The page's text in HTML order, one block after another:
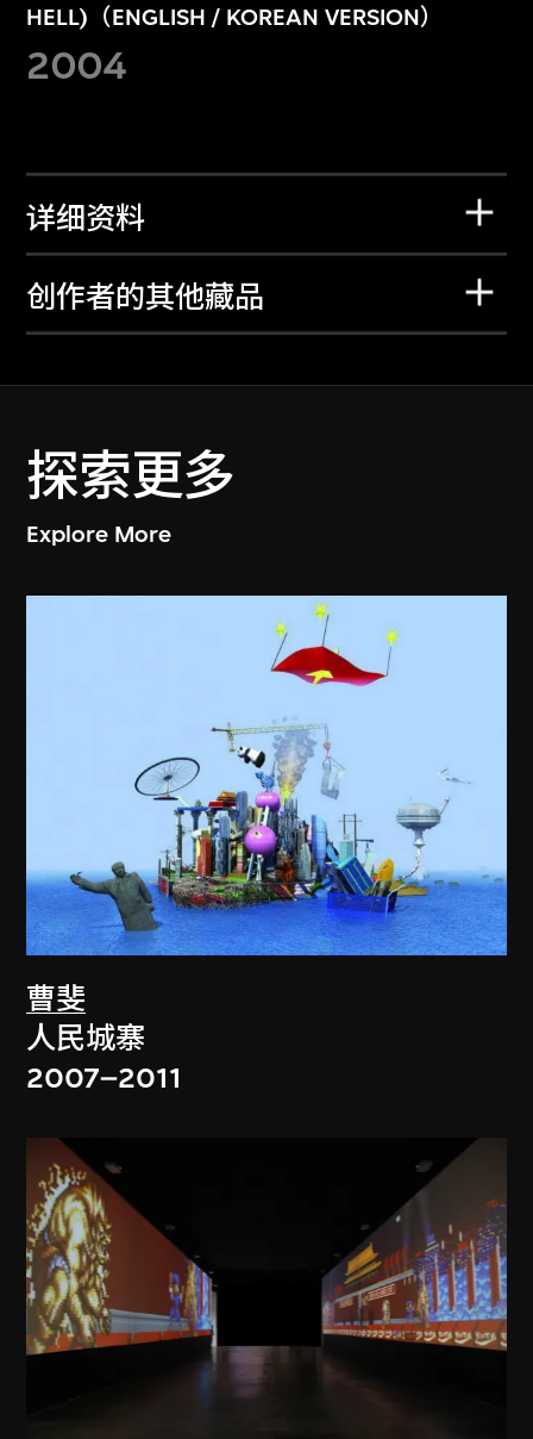
HELL)（ENGLISH / KOREAN VERSION）
2004
详细资料
创作者的其他藏品
探索更多
Explore More
曹斐
人民城寨
2007–2011